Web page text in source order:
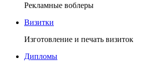
Рекламные воблеры
Визитки
Изготовление и печать визиток
Дипломы